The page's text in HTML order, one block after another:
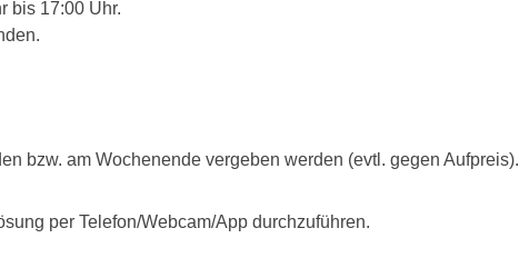
bis 17:00 Uhr.
bzw. am Wochenende vergeben werden (evtl. gegen Aufpreis).
per Telefon/Webcam/App durchzuführen.